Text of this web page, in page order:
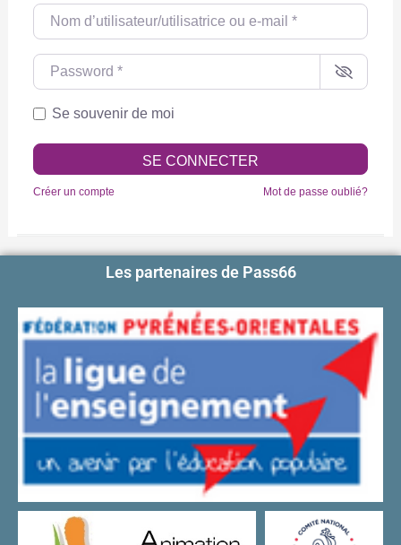
Nom d’utilisateur/utilisatrice ou e-mail
Password
Se souvenir de moi
SE CONNECTER
Créer un compte Mot de passe oublié?
Les partenaires de Pass66